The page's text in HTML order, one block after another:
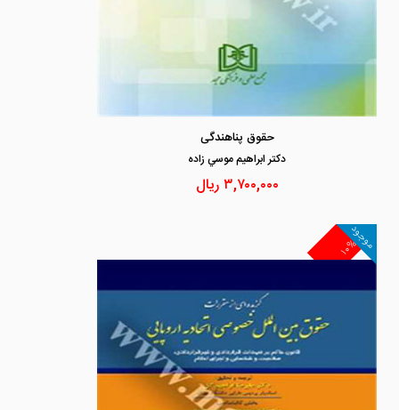
حقوق پناهندگی
دكتر ابراهيم موسي زاده
۳,۷۰۰,۰۰۰ریال
۱۰%
موجود